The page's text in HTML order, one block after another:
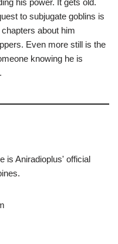
to subjugate goblins is
about him
Even more still is the
knowing he is
is Aniradioplus' official